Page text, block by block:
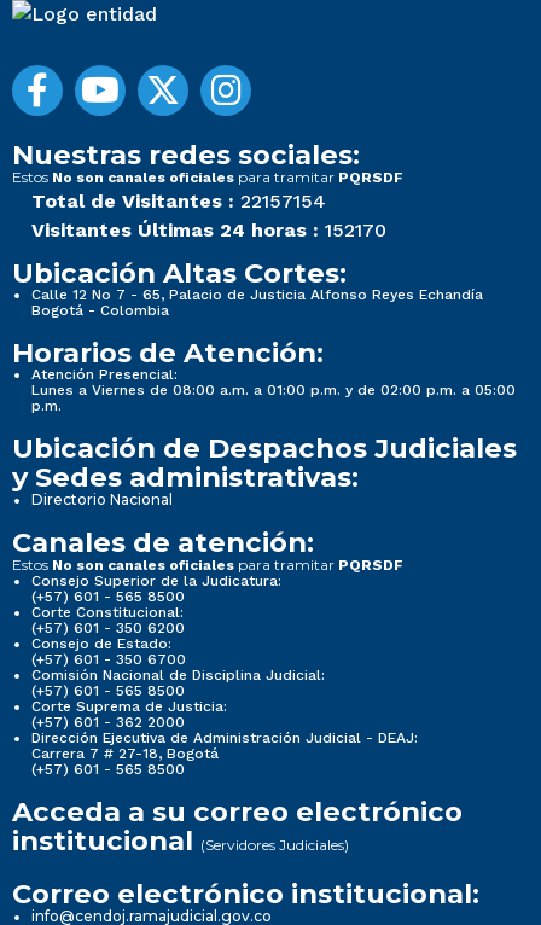
Nuestras redes sociales:
Estos No son canales oficiales para tramitar PQRSDF
Total de Visitantes : 22157154
Visitantes Últimas 24 horas : 152170
Ubicación Altas Cortes:
Calle 12 No 7 - 65, Palacio de Justicia Alfonso Reyes Echandía
Bogotá - Colombia
Horarios de Atención:
Atención Presencial:
Lunes a Viernes de 08:00 a.m. a 01:00 p.m. y de 02:00 p.m. a 05:00
p.m.
Ubicación de Despachos Judiciales
y Sedes administrativas:
Directorio Nacional
Canales de atención:
Estos No son canales oficiales para tramitar PQRSDF
Consejo Superior de la Judicatura:
(+57) 601 - 565 8500
Corte Constitucional:
(+57) 601 - 350 6200
Consejo de Estado:
(+57) 601 - 350 6700
Comisión Nacional de Disciplina Judicial:
(+57) 601 - 565 8500
Corte Suprema de Justicia:
(+57) 601 - 362 2000
Dirección Ejecutiva de Administración Judicial - DEAJ:
Carrera 7 # 27-18, Bogotá
(+57) 601 - 565 8500
Acceda a su correo electrónico
institucional (Servidores Judiciales)
Correo electrónico institucional:
info@cendoj.ramajudicial.gov.co